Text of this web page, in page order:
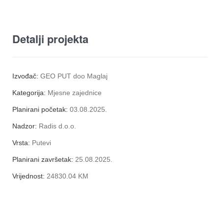
Detalji projekta
Izvođač: GEO PUT doo Maglaj
Kategorija: Mjesne zajednice
Planirani početak: 03.08.2025.
Nadzor: Radis d.o.o.
Vrsta: Putevi
Planirani završetak: 25.08.2025.
Vrijednost: 24830.04 KM